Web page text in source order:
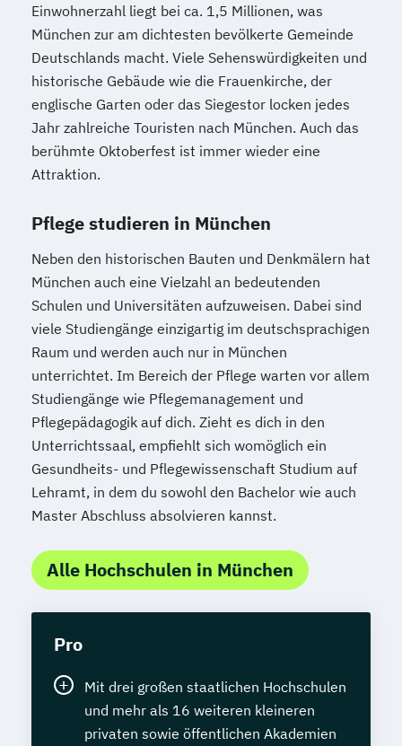
Einwohnerzahl liegt bei ca. 1,5 Millionen, was
München zur am dichtesten bevölkerte Gemeinde
Deutschlands macht. Viele Sehenswürdigkeiten und
historische Gebäude wie die Frauenkirche, der
englische Garten oder das Siegestor locken jedes
Jahr zahlreiche Touristen nach München. Auch das
berühmte Oktoberfest ist immer wieder eine
Attraktion.
Pflege studieren in München
Neben den historischen Bauten und Denkmälern hat
München auch eine Vielzahl an bedeutenden
Schulen und Universitäten aufzuweisen. Dabei sind
viele Studiengänge einzigartig im deutschsprachigen
Raum und werden auch nur in München
unterrichtet. Im Bereich der Pflege warten vor allem
Studiengänge wie Pflegemanagement und
Pflegepädagogik auf dich. Zieht es dich in den
Unterrichtssaal, empfiehlt sich womöglich ein
Gesundheits- und Pflegewissenschaft Studium auf
Lehramt, in dem du sowohl den Bachelor wie auch
Master Abschluss absolvieren kannst.
Alle Hochschulen in München
Pro
Mit drei großen staatlichen Hochschulen
und mehr als 16 weiteren kleineren
privaten sowie öffentlichen Akademien